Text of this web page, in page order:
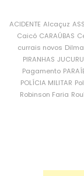
ACIDENTE Alcaçuz
Caicó CARAÚBAS
currais novos Dilma
PIRANHAS
Pagamento
POLÍCIA MILITAR
Robinson Faria